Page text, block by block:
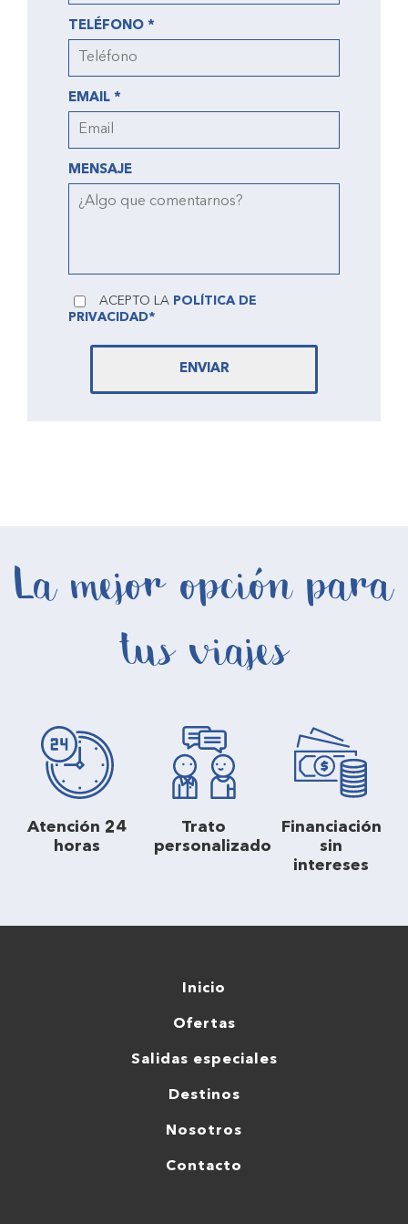
TELÉFONO *
EMAIL *
MENSAJE
ACEPTO LA POLÍTICA DE
PRIVACIDAD*
ENVIAR
La mejor opción para
tus viajes
Atención 24
horas
Trato
personalizado
Financiación
sin
intereses
Inicio
Ofertas
Salidas especiales
Destinos
Nosotros
Contacto